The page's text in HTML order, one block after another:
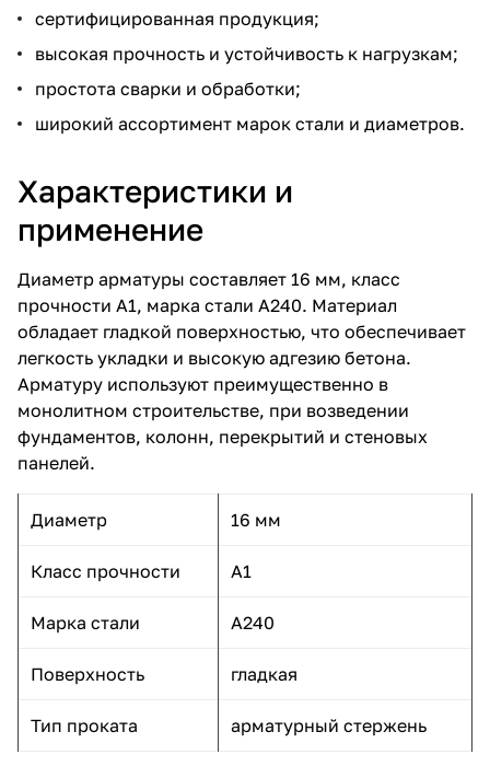
сертифицированная продукция;
высокая прочность и устойчивость к нагрузкам;
простота сварки и обработки;
широкий ассортимент марок стали и диаметров.
Характеристики и
применение
Диаметр арматуры составляет 16 мм, класс
прочности А1, марка стали А240. Материал
обладает гладкой поверхностью, что обеспечивает
легкость укладки и высокую адгезию бетона.
Арматуру используют преимущественно в
монолитном строительстве, при возведении
фундаментов, колонн, перекрытий и стеновых
панелей.
Диаметр 16 мм
Класс прочности А1
Марка стали А240
Поверхность гладкая
Тип проката арматурный стержень